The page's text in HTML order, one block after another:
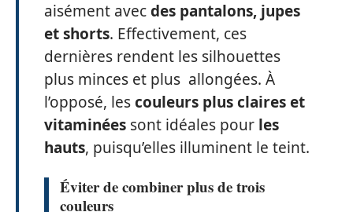
aisément avecdes pantalons, jupes
et shorts. Effectivement, ces
dernières rendent les silhouettes
plus minces et plus allongées. À
l’opposé, lescouleurs plus claires et
vitaminées sont idéales pour les
hauts, puisqu’elles illuminent le teint.
Éviter de combiner plus de trois
couleurs